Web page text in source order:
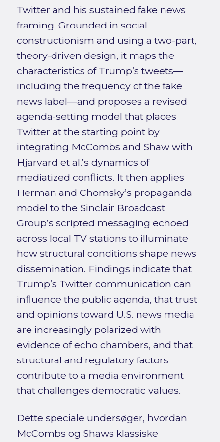
Twitter and his sustained fake news
framing. Grounded in social
constructionism and using a two-part,
theory-driven design, it maps the
characteristics of Trump’s tweets—
including the frequency of the fake
news label—and proposes a revised
agenda-setting model that places
Twitter at the starting point by
integrating McCombs and Shaw with
Hjarvard et al.’s dynamics of
mediatized conflicts. It then applies
Herman and Chomsky’s propaganda
model to the Sinclair Broadcast
Group’s scripted messaging echoed
across local TV stations to illuminate
how structural conditions shape news
dissemination. Findings indicate that
Trump’s Twitter communication can
influence the public agenda, that trust
and opinions toward U.S. news media
are increasingly polarized with
evidence of echo chambers, and that
structural and regulatory factors
contribute to a media environment
that challenges democratic values.
Dette speciale undersøger, hvordan
McCombs og Shaws klassiske